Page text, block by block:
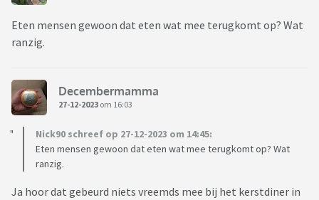
Eten mensen gewoon dat eten wat mee terugkomt op? Wat
ranzig.
Decembermamma
27-12-2023 om 16:03
Nick90 schreef op 27-12-2023 om 14:45:
Eten mensen gewoon dat eten wat mee terugkomt op? Wat
ranzig.
Ja hoor dat gebeurd niets vreemds mee bij het kerstdiner in